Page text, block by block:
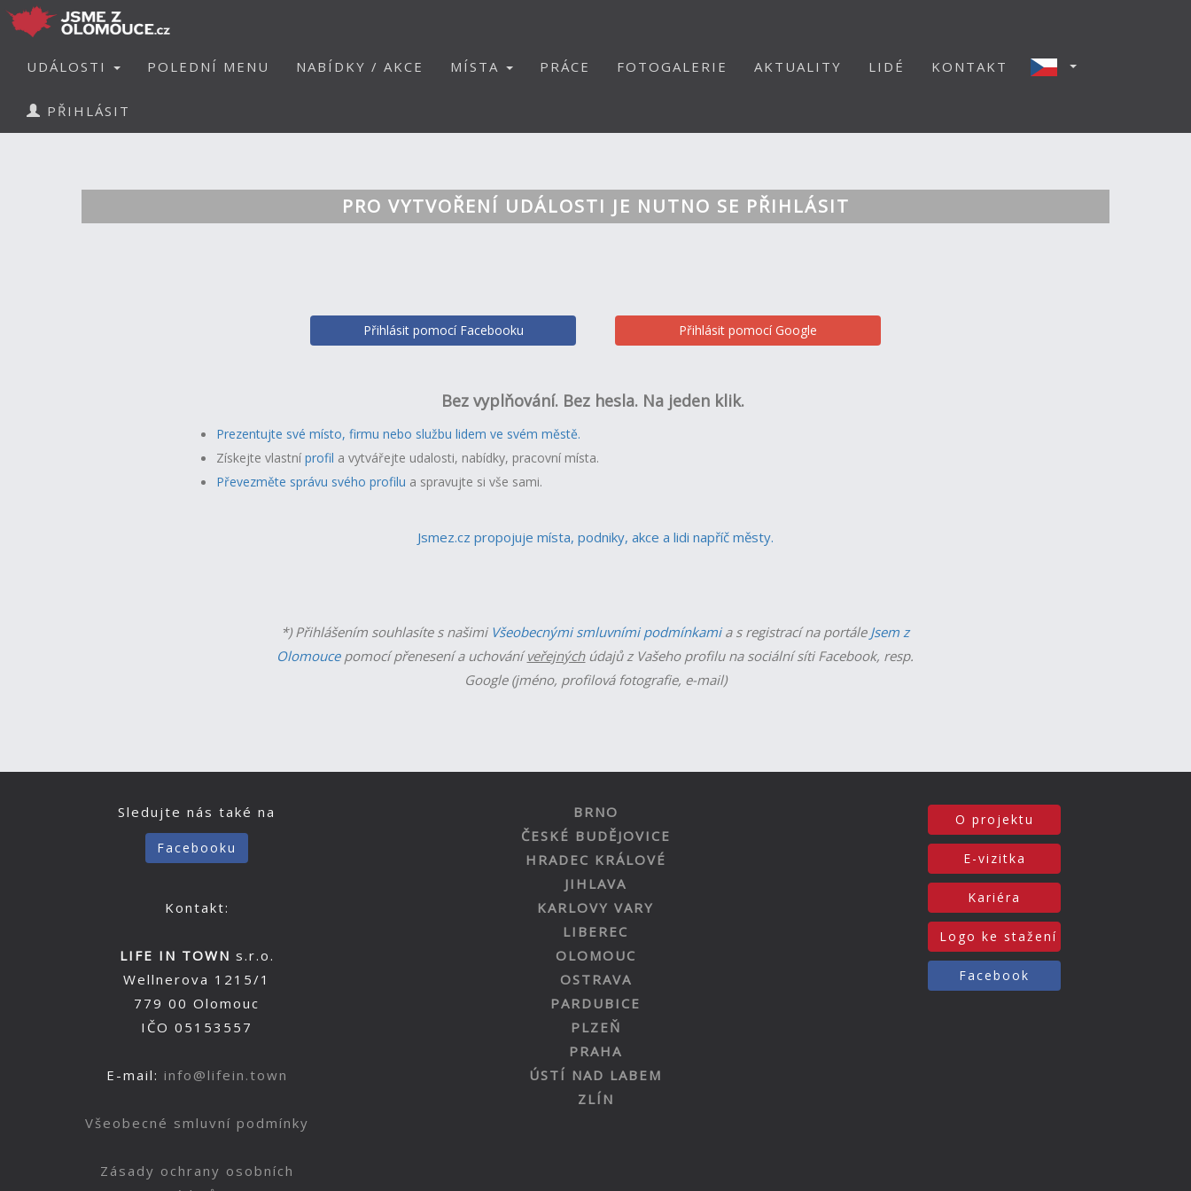
UDÁLOSTI POLEDNÍ MENU NABÍDKY / AKCE MÍSTA PRÁCE FOTOGALERIE AKTUALITY LIDÉ KONTAKT
PŘIHLÁSIT
PRO VYTVOŘENÍ UDÁLOSTI JE NUTNO SE PŘIHLÁSIT
Přihlásit pomocí Facebooku Přihlásit pomocí Google
Bez vyplňování. Bez hesla. Na jeden klik.
Prezentujte své místo, firmu nebo službu lidem ve svém městě.
Získejte vlastní profil a vytvářejte udalosti, nabídky, pracovní místa.
Převezměte správu svého profilu a spravujte si vše sami.
Jsmez.cz propojuje místa, podniky, akce a lidi napříč městy.
*) Přihlášením souhlasíte s našimi Všeobecnými smluvními podmínkamia s registrací na portále Jsem z
Olomoucepomocí přenesení a uchováníveřejnýchúdajů z Vašeho profilu na sociální síti Facebook, resp.
Google (jméno, profilová fotografie, e-mail)
Sledujte nás také na
Facebooku
Kontakt:
LIFE IN TOWN s.r.o.
Wellnerova 1215/1
779 00 Olomouc
IČO 05153557
E-mail: info@lifein.town
Všeobecné smluvní podmínky
Zásady ochrany osobních
BRNO
ČESKÉ BUDĚJOVICE
HRADEC KRÁLOVÉ
JIHLAVA
KARLOVY VARY
LIBEREC
OLOMOUC
OSTRAVA
PARDUBICE
PLZEŇ
PRAHA
ÚSTÍ NAD LABEM
ZLÍN
O projektu
E-vizitka
Kariéra
Logo ke stažení
Facebook